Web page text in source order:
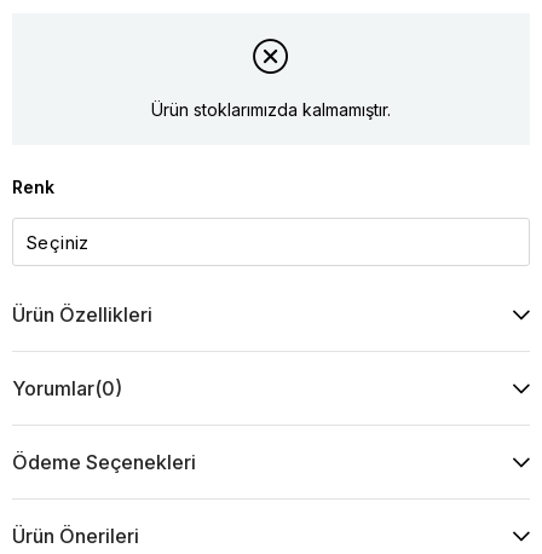
Ürün stoklarımızda kalmamıştır.
Renk
Ürün Özellikleri
Yorumlar(0)
Ödeme Seçenekleri
Ürün Önerileri